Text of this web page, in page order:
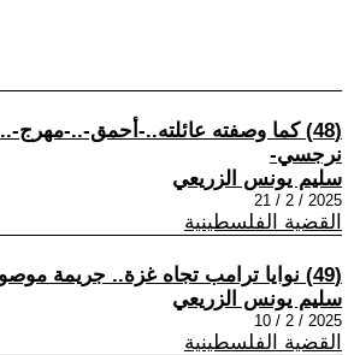
(48) كما وصفته عائلته..-أحمق-..-
نرجسي-
سليم يونس الزريعي
2025 / 2 / 21
القضية الفلسطينية
(49) نوايا ترامب تجاه غزة.. جريمة موصوفة
سليم يونس الزريعي
2025 / 2 / 10
القضية الفلسطينية